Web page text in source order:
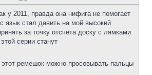
у 2011, правда она нифига не помогает
язык стал давить на мой высокий
за точку отсчёта доску с лямками
серии станут
ремешок можно просовывать пальцы